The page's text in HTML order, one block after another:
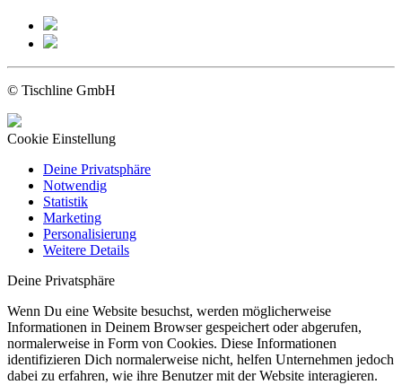
© Tischline GmbH
Cookie Einstellung
Deine Privatsphäre
Notwendig
Statistik
Marketing
Personalisierung
Weitere Details
Deine Privatsphäre
Wenn Du eine Website besuchst, werden möglicherweise
Informationen in Deinem Browser gespeichert oder abgerufen,
normalerweise in Form von Cookies. Diese Informationen
identifizieren Dich normalerweise nicht, helfen Unternehmen jedoch
dabei zu erfahren, wie ihre Benutzer mit der Website interagieren.